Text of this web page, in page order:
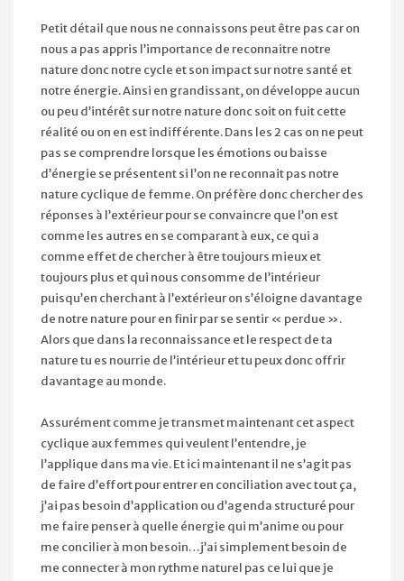
Petit détail que nous ne connaissons peut être pas car on
nous a pas appris l’importance de reconnaitre notre
nature donc notre cycle et son impact sur notre santé et
notre énergie. Ainsi en grandissant, on développe aucun
ou peu d’intérêt sur notre nature donc soit on fuit cette
réalité ou on en est indifférente. Dans les 2 cas on ne peut
pas se comprendre lorsque les émotions ou baisse
d’énergie se présentent si l’on ne reconnait pas notre
nature cyclique de femme. On préfère donc chercher des
réponses à l’extérieur pour se convaincre que l’on est
comme les autres en se comparant à eux, ce qui a
comme effet de chercher à être toujours mieux et
toujours plus et qui nous consomme de l’intérieur
puisqu’en cherchant à l’extérieur on s’éloigne davantage
de notre nature pour en finir par se sentir « perdue ».
Alors que dans la reconnaissance et le respect de ta
nature tu es nourrie de l’intérieur et tu peux donc offrir
davantage au monde.
Assurément comme je transmet maintenant cet aspect
cyclique aux femmes qui veulent l’entendre, je
l’applique dans ma vie. Et ici maintenant il ne s’agit pas
de faire d’effort pour entrer en conciliation avec tout ça,
j’ai pas besoin d’application ou d’agenda structuré pour
me faire penser à quelle énergie qui m’anime ou pour
me concilier à mon besoin…j’ai simplement besoin de
me connecter à mon rythme naturel pas ce lui que je